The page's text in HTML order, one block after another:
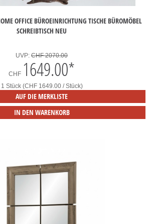
OFFICE BÜROEINRICHTUNG TISCHE BÜROMÖBEL
SCHREIBTISCH NEU
UVP: CHF 2070.00
CHF 1649.00*
1 Stück (CHF 1649.00 / Stück)
AUF DIE MERKLISTE
IN DEN WARENKORB